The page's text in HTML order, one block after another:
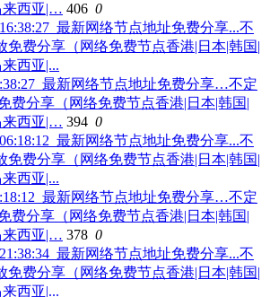
来西亚|… 406 0
最新网络节点地址免费分享…不定
费分享（网络免费节点香港|日本|韩国|
来西亚|… 394 0
最新网络节点地址免费分享…不定
费分享（网络免费节点香港|日本|韩国|
来西亚|… 378 0